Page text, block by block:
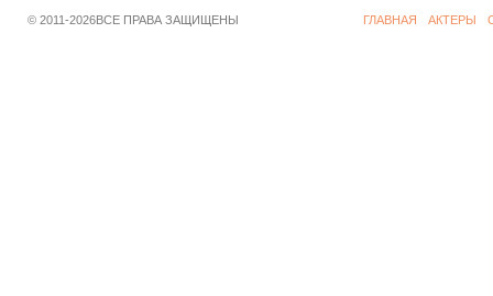
© 2011-2026ВСЕ ПРАВА ЗАЩИЩЕНЫ ГЛАВНАЯ АКТЕРЫ